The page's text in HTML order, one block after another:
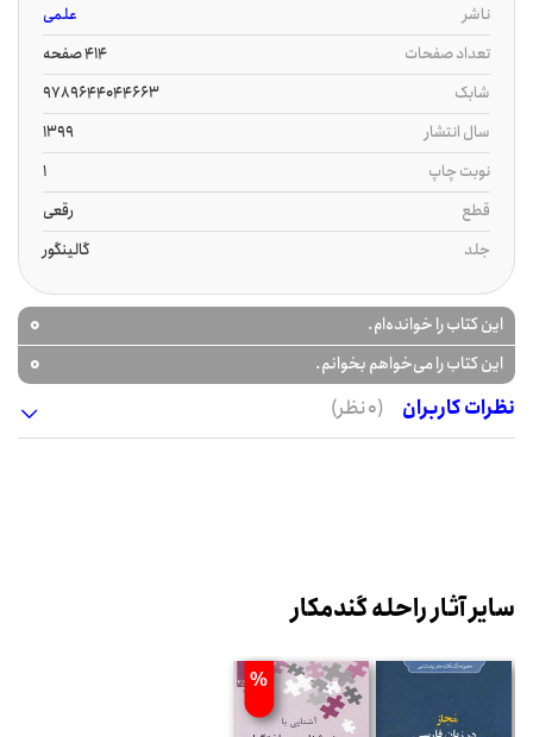
ناشر
علمی
تعداد صفحات
414 صفحه
شابک
9789644044663
سال انتشار
1399
نوبت چاپ
1
قطع
رقعی
جلد
گالینگور
این کتاب را خوانده‌ام. 0
این کتاب را می‌خواهم بخوانم.
0
نظرات کاربران
(0 نظر)
سایر آثار راحله گندمکار
%